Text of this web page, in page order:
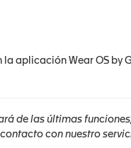
la aplicación Wear OS by
de las últimas
con nuestro